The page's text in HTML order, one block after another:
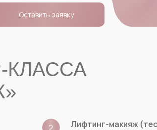
Оставить заявку
Лифтинг-макияж
КЛАССА